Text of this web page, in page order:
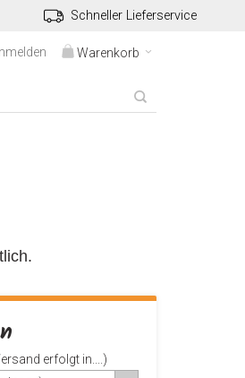
Schneller Lieferservice
Warenkorb
erfolgt in....)